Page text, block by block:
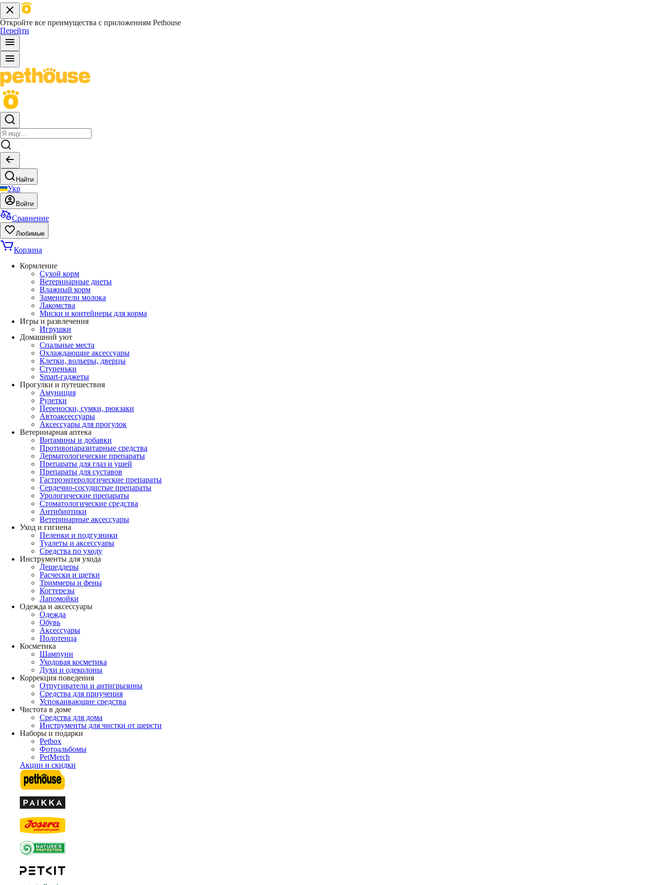
Откройте все преимущества с приложениям Pethouse
Перейти
Найти
Укр
Войти
Сравнение
Любимые
Корзина
Кормление
Сухой корм
Ветеринарные диеты
Влажный корм
Заменители молока
Лакомства
Миски и контейнеры для корма
Игры и развлечения
Игрушки
Домашний уют
Спальные места
Охлаждающие аксессуары
Клетки, вольеры, дверцы
Ступеньки
Smart-гаджеты
Прогулки и путешествия
Амуниция
Рулетки
Переноски, сумки, рюкзаки
Автоаксессуары
Аксессуары для прогулок
Ветеринарная аптека
Витамины и добавки
Противопаразитарные средства
Дерматологические препараты
Препараты для глаз и ушей
Препараты для суставов
Гастроэнтерологические препараты
Сердечно-сосудистые препараты
Урологические препараты
Стоматологические средства
Антибиотики
Ветеринарные аксессуары
Уход и гигиена
Пеленки и подгузники
Туалеты и аксессуары
Средства по уходу
Инструменты для ухода
Дешеддеры
Расчески и щетки
Триммеры и фены
Когтерезы
Лапомойки
Одежда и аксессуары
Одежда
Обувь
Аксессуары
Полотенца
Косметика
Шампуни
Уходовая косметика
Духи и одеколоны
Коррекция поведения
Отпугиватели и антигрызины
Средства для приучения
Успокаивающие средства
Чистота в доме
Средства для дома
Инструменты для чистки от шерсти
Наборы и подарки
Petbox
Фотоальбомы
PetMerch
Акции и скидки